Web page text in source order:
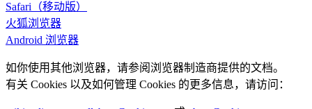
Safari（移动版）
火狐浏览器
Android 浏览器
如你使用其他浏览器，请参阅浏览器制造商提供的文档。
有关 Cookies 以及如何管理 Cookies 的更多信息，请访问：